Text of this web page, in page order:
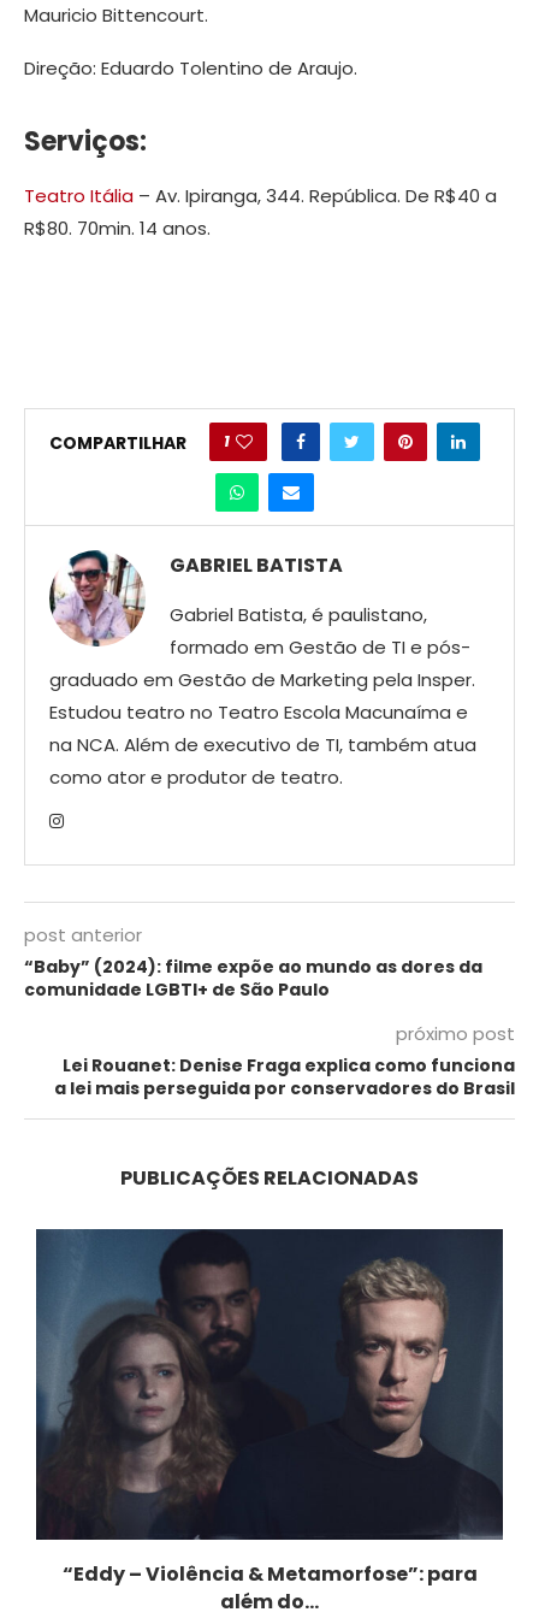
Mauricio Bittencourt.
Direção: Eduardo Tolentino de Araujo.
Serviços:
Teatro Itália – Av. Ipiranga, 344. República. De R$40 a
R$80. 70min. 14 anos.
COMPARTILHAR 1
GABRIEL BATISTA
Gabriel Batista, é paulistano,
formado em Gestão de TI e pós-
graduado em Gestão de Marketing pela Insper.
Estudou teatro no Teatro Escola Macunaíma e
na NCA. Além de executivo de TI, também atua
como ator e produtor de teatro.
post anterior
“Baby” (2024): filme expõe ao mundo as dores da
comunidade LGBTI+ de São Paulo
próximo post
Lei Rouanet: Denise Fraga explica como funciona
a lei mais perseguida por conservadores do Brasil
PUBLICAÇÕES RELACIONADAS
“Eddy – Violência & Metamorfose”: para
além do...